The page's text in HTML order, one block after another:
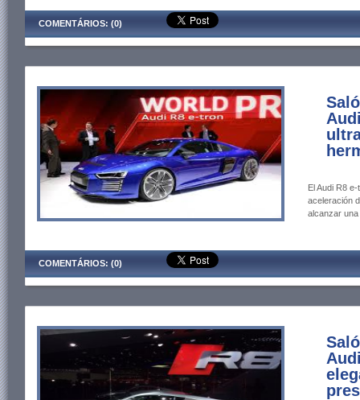
COMENTÁRIOS: (0)
El Audi R8
aceleración
alcanzar
COMENTÁRIOS: (0)